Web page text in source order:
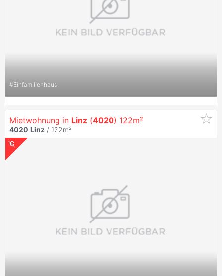
#Einfamilienhaus
Mietwohnung in Linz (4020) 122m²
4020 Linz / 122m²